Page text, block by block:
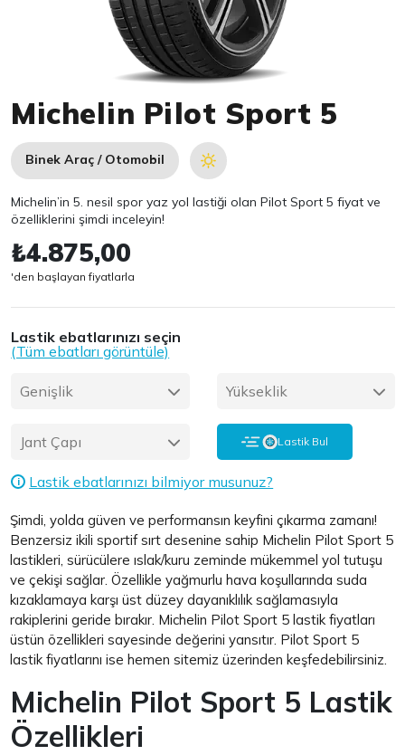
Michelin Pilot Sport 5
Binek Araç / Otomobil
Michelin’in 5. nesil spor yaz yol lastiği olan Pilot Sport 5 fiyat ve
özelliklerini şimdi inceleyin!
₺4.875,00
'den başlayan fiyatlarla
Lastik ebatlarınızı seçin
(Tüm ebatları görüntüle)
Genişlik Yükseklik
Jant Çapı Lastik Bul
i Lastik ebatlarınızı bilmiyor musunuz?
Şimdi, yolda güven ve performansın keyfini çıkarma zamanı!
Benzersiz ikili sportif sırt desenine sahip Michelin Pilot Sport 5
lastikleri, sürücülere ıslak/kuru zeminde mükemmel yol tutuşu
ve çekişi sağlar. Özellikle yağmurlu hava koşullarında suda
kızaklamaya karşı üst düzey dayanıklılık sağlamasıyla
rakiplerini geride bırakır. Michelin Pilot Sport 5 lastik fiyatları
üstün özellikleri sayesinde değerini yansıtır. Pilot Sport 5
lastik fiyatlarını ise hemen sitemiz üzerinden keşfedebilirsiniz.
Michelin Pilot Sport 5 Lastik
Özellikleri